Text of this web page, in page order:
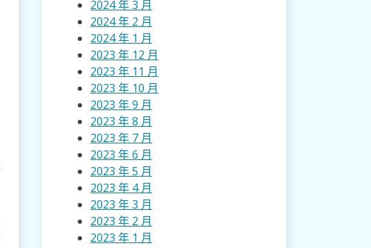
2024 年 3 月
2024 年 2 月
2024 年 1 月
2023 年 12 月
2023 年 11 月
2023 年 10 月
2023 年 9 月
2023 年 8 月
2023 年 7 月
2023 年 6 月
2023 年 5 月
2023 年 4 月
2023 年 3 月
2023 年 2 月
2023 年 1 月